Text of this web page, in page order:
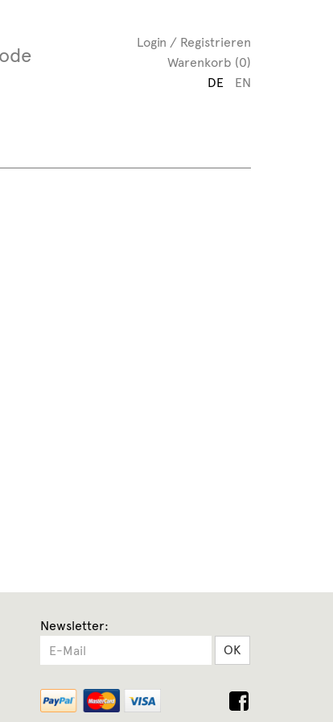
Login / Registrieren
Warenkorb (0)
DE
EN
Newsletter:
OK